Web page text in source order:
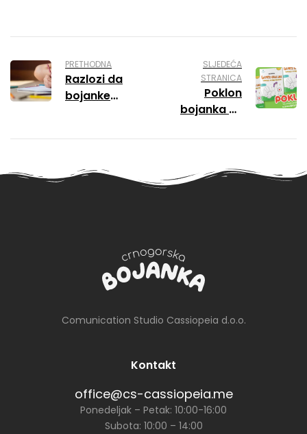
PRETHODNA
Razlozi da
bojanke
SLJEDEĆA
STRANICA
Poklon
bojanka uz
ponedjeljak
septembra
Comunication Studio Cassiopeia d.o.o.
Kontakt
office@cs-cassiopeia.me
Ponedeljak – Petak: 10:00-16:00
Subota: 10:00 – 14:00